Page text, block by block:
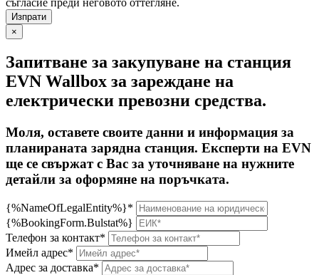
×
Запитване за закупуване на станция
EVN Wallbox за зареждане на
електрически превозни средства.
Моля, оставете своите данни и информация за
планираната зарядна станция. Експерти на EVN
ще се свържат с Вас за уточняване на нужните
детайли за оформяне на поръчката.
{%NameOfLegalEntity%}*
{%BookingForm.Bulstat%}
Телефон за контакт*
Имейл адрес*
Адрес за доставка*